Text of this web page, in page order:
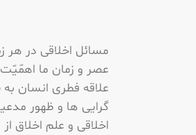
مسائل اخلاقى در هر
عصر و زمان ما اهمّیّت
علاقه فطری انسان
گرایی ها و ظهور
اخلاقى و علم اخلاق